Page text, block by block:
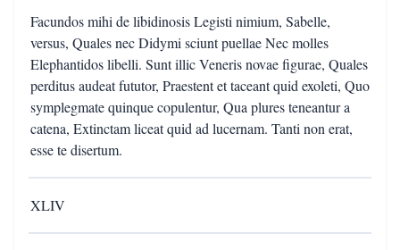
Facundos mihi de libidinosis Legisti nimium, Sabelle,
versus, Quales nec Didymi sciunt puellae Nec molles
Elephantidos libelli. Sunt illic Veneris novae figurae, Quales
perditus audeat fututor, Praestent et taceant quid exoleti, Quo
symplegmate quinque copulentur, Qua plures teneantur a
catena, Extinctam liceat quid ad lucernam. Tanti non erat,
esse te disertum.
XLIV